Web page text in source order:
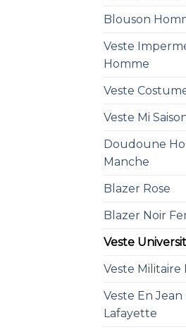
Blouson
Veste
Homme
Veste
Veste Mi
Doudoune
Manche
Blazer Rose
Blazer Noir
Veste
Veste Militaire
Veste En Jean
Lafayette